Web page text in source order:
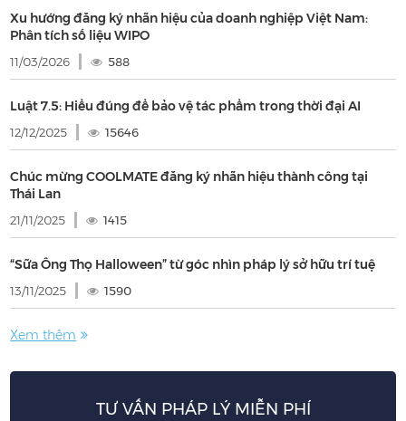
Xu hướng đăng ký nhãn hiệu của doanh nghiệp Việt Nam:
Phân tích số liệu WIPO
11/03/2026 588
Luật 7.5: Hiểu đúng để bảo vệ tác phẩm trong thời đại AI
12/12/2025 15646
Chúc mừng COOLMATE đăng ký nhãn hiệu thành công tại
Thái Lan
21/11/2025 1415
“Sữa Ông Thọ Halloween” từ góc nhìn pháp lý sở hữu trí tuệ
13/11/2025 1590
Xem thêm
TƯ VẤN PHÁP LÝ MIỄN PHÍ